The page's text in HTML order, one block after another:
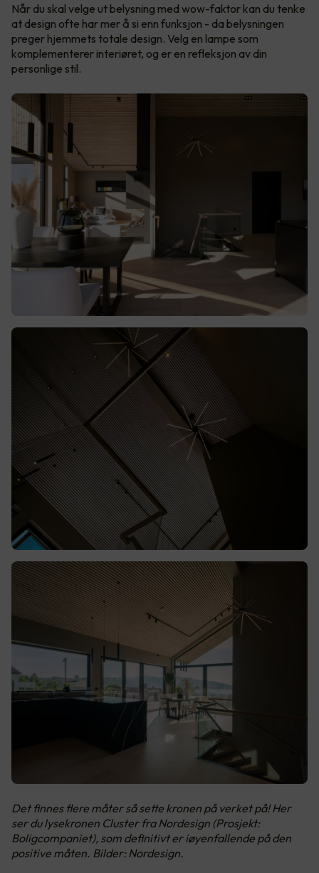
Når du skal velge ut belysning med wow-faktor kan du tenke
at design ofte har mer å si enn funksjon - da belysningen
preger hjemmets totale design. Velg en lampe som
komplementerer interiøret, og er en refleksjon av din
personlige stil.
Det finnes flere måter så sette kronen på verket på! Her
ser du lysekronen Cluster fra Nordesign (Prosjekt:
Boligcompaniet), som definitivt er iøyenfallende på den
positive måten. Bilder: Nordesign.